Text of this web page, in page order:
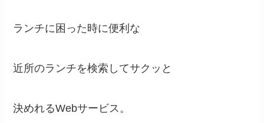
ランチに困った時に便利な
近所のランチを検索してサクッと
決めれるWebサービス。